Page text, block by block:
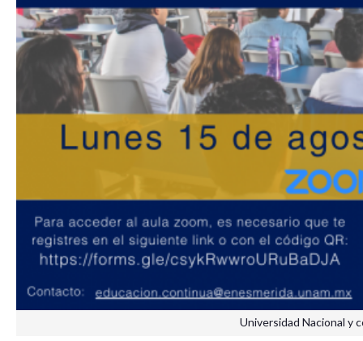
Universidad Nacional y